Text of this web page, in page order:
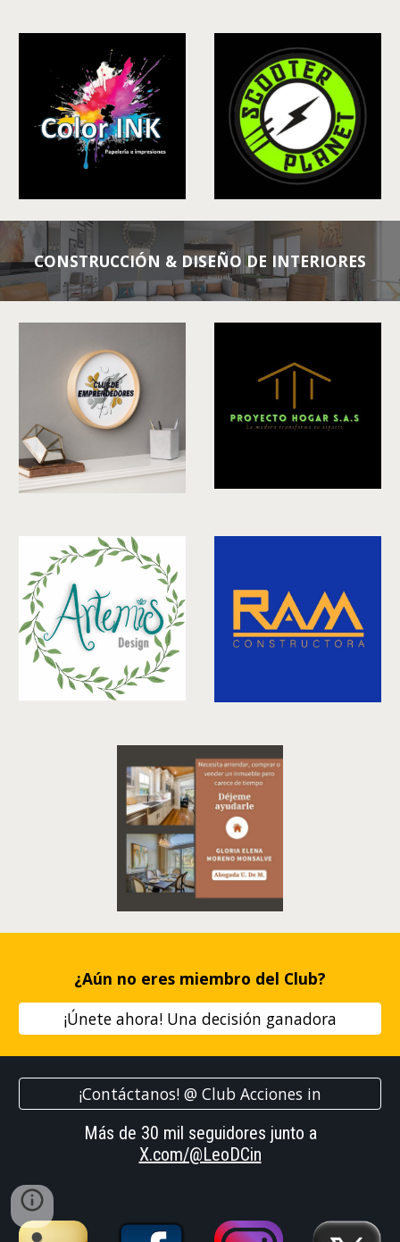
CONSTRUCCIÓN & DISEÑO DE INTERIORES
¿Aún no eres miembro del Club?
¡Únete ahora! Una decisión ganadora
¡Contáctanos! @ Club Acciones in
Más de 30 mil seguidores junto a
X.com/@LeoDCin